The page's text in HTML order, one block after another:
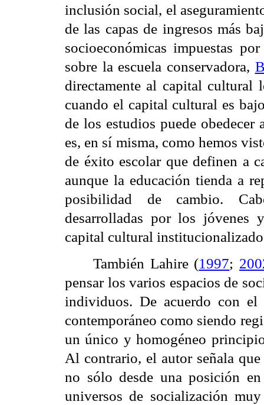
inclusión social, el
de las capas de ingresos más
socioeconómicas impuestas
sobre la escuela conservadora,
directamente al capital cultural
cuando el capital cultural es
de los estudios puede
es, en sí misma, como hemos
de éxito escolar que definen a
aunque la educación tienda a
posibilidad de cambio.
desarrolladas por los
capital cultural
También Lahire (1997;
pensar los varios espacios de
individuos. De acuerdo con
contemporáneo como siendo
un único y homogéneo
Al contrario, el autor señala
no sólo desde una posición
universos de socialización